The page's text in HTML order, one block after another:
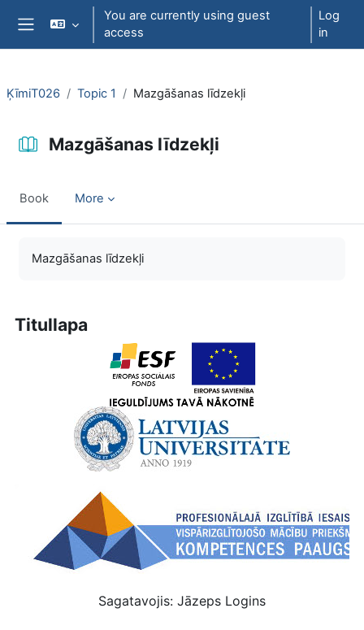
Skip to main content
You are currently using guest
access
Log
in
ĶīmiT026 Topic 1 Mazgāšanas līdzekļi
Mazgāšanas līdzekļi
Book More
Mazgāšanas līdzekļi
Titullapa
Sagatavojis: Jāzeps Logins